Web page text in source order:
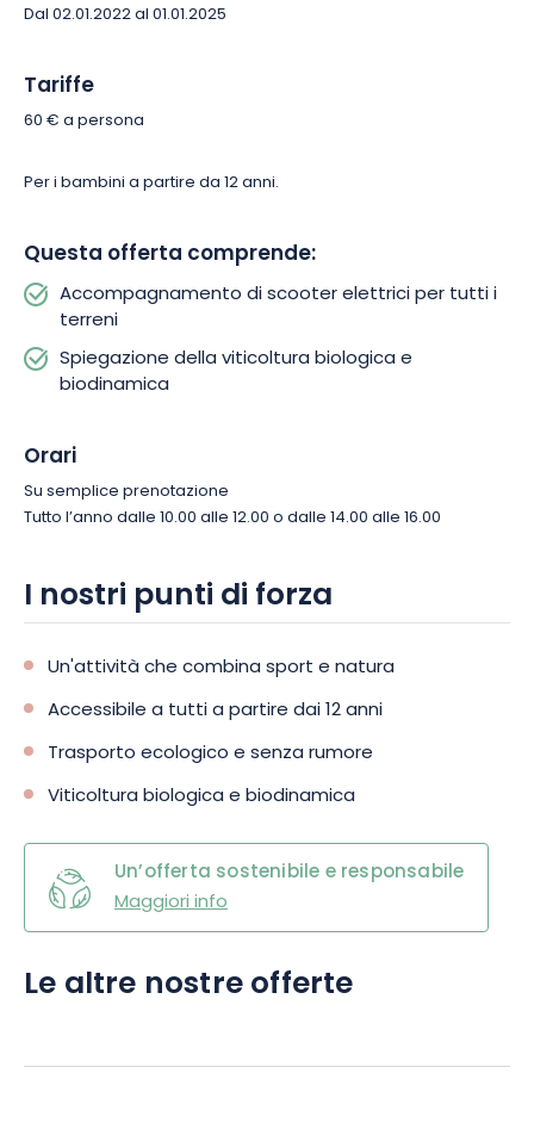
Dal 02.01.2022 al 01.01.2025
Tariffe
60 € a persona
Per i bambini a partire da 12 anni.
Questa offerta comprende:
Accompagnamento di scooter elettrici per tutti i
terreni
Spiegazione della viticoltura biologica e
biodinamica
Orari
Su semplice prenotazione
Tutto l’anno dalle 10.00 alle 12.00 o dalle 14.00 alle 16.00
I nostri punti di forza
Un'attività che combina sport e natura
Accessibile a tutti a partire dai 12 anni
Trasporto ecologico e senza rumore
Viticoltura biologica e biodinamica
Un’offerta sostenibile e responsabile
Maggiori info
Le altre nostre offerte